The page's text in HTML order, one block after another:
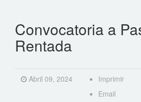
Convocatoria a
Rentada
Abril 09, 2024
Imprimir
Email